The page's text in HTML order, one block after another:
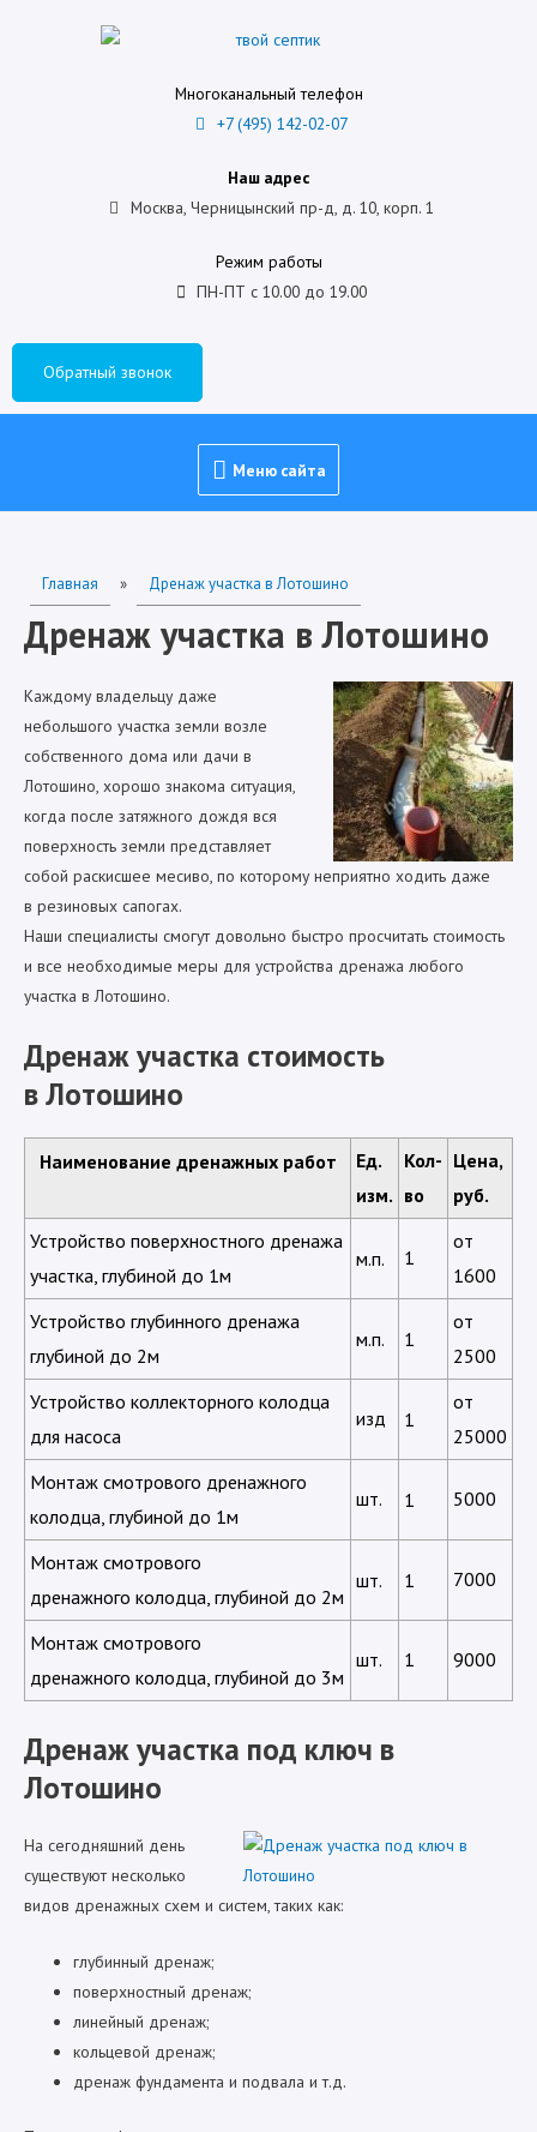
Многоканальный телефон
+7 (495) 142-02-07
Наш адрес
Москва, Черницынский пр-д, д. 10, корп. 1
Режим работы
ПН-ПТ с 10.00 до 19.00
Обратный звонок
Меню сайта
Главная » Дренаж участка в Лотошино
Дренаж участка в Лотошино
Каждому владельцу даже
небольшого участка земли возле
собственного дома или дачи в
Лотошино, хорошо знакома ситуация,
когда после затяжного дождя вся
поверхность земли представляет
собой раскисшее месиво, по которому неприятно ходить даже
в резиновых сапогах.
Наши специалисты смогут довольно быстро просчитать стоимость
и все необходимые меры для устройства дренажа любого
участка в Лотошино.
Дренаж участка стоимость
в Лотошино
Наименование дренажных работ
Ед.
изм.
Кол-
во
Цена,
руб.
Устройство поверхностного дренажа
участка, глубиной до 1м
м.п. 1
от
1600
Устройство глубинного дренажа
глубиной до 2м
м.п. 1
от
2500
Устройство коллекторного колодца
для насоса
изд 1
от
25000
Монтаж смотрового дренажного
колодца, глубиной до 1м
шт. 1 5000
Монтаж смотрового
дренажного колодца, глубиной до 2м
шт. 1 7000
Монтаж смотрового
дренажного колодца, глубиной до 3м
шт. 1 9000
Дренаж участка под ключ в
Лотошино
На сегодняшний день
существуют несколько
видов дренажных схем и систем, таких как:
глубинный дренаж;
поверхностный дренаж;
линейный дренаж;
кольцевой дренаж;
дренаж фундамента и подвала и т.д.